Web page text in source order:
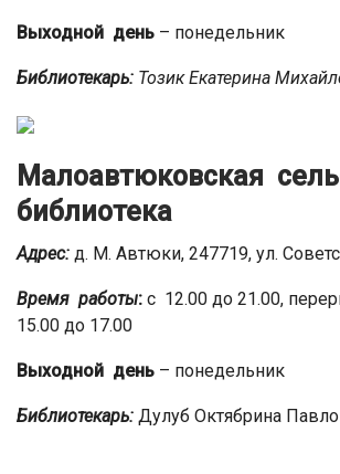
Выходной день – понедельник
Библиотекарь: Тозик Екатерина
Малоавтюковская
библиотека
Адрес: д. М. Автюки, 247719, ул.
Время работы: с 12.00 до 21.00,
15.00 до 17.00
Выходной день – понедельник
Библиотекарь: Дулуб Октябрина